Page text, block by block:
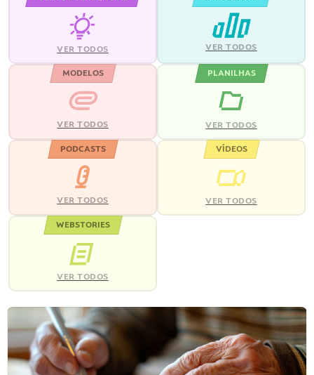
VER TODOS VER TODOS
MODELOS
VER TODOS
PLANILHAS
VER TODOS
PODCASTS
VER TODOS
VÍDEOS
VER TODOS
WEBSTORIES
VER TODOS